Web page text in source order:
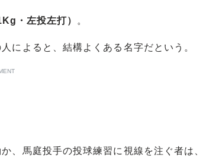
・左投左打） 。
によると、結構よくある名字だという。
、馬庭投手の投球練習に視線を注ぐ者は、